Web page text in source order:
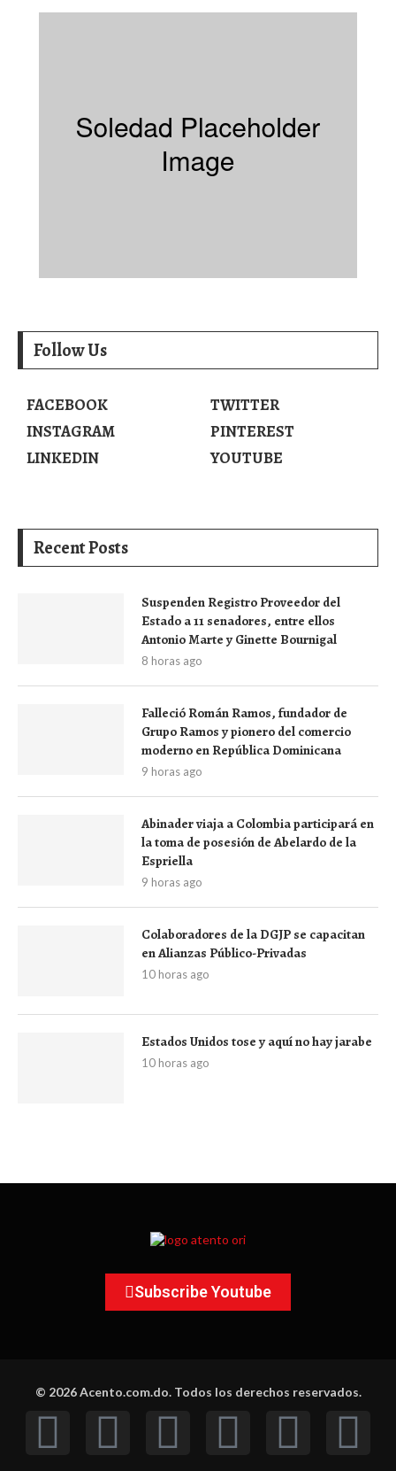
Follow Us
FACEBOOK
TWITTER
INSTAGRAM
PINTEREST
LINKEDIN
YOUTUBE
Recent Posts
Suspenden Registro Proveedor del
Estado a 11 senadores, entre ellos
Antonio Marte y Ginette Bournigal
8 horas ago
Falleció Román Ramos, fundador de
Grupo Ramos y pionero del comercio
moderno en República Dominicana
9 horas ago
Abinader viaja a Colombia participará en
la toma de posesión de Abelardo de la
Espriella
9 horas ago
Colaboradores de la DGJP se capacitan
en Alianzas Público-Privadas
10 horas ago
Estados Unidos tose y aquí no hay jarabe
10 horas ago
Subscribe Youtube
© 2026 Acento.com.do. Todos los derechos reservados.